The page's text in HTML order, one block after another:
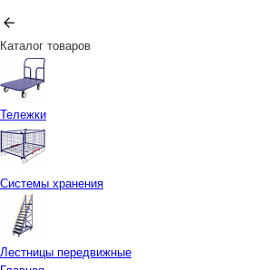
Каталог товаров
Тележки
Системы хранения
Лестницы передвижные